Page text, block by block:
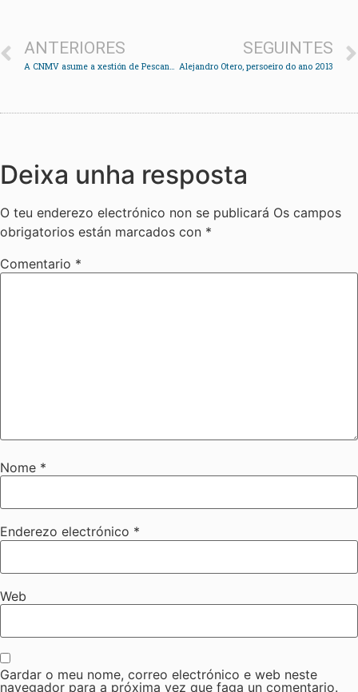
ANTERIORES
A CNMV asume a xestión de Pescanova mentres os sindicatos preparan mobilizacións para maio
SEGUINTES
Alejandro Otero, persoeiro do ano 2013
Deixa unha resposta
O teu enderezo electrónico non se publicará Os campos
obrigatorios están marcados con *
Comentario *
Nome *
Enderezo electrónico *
Web
Gardar o meu nome, correo electrónico e web neste
navegador para a próxima vez que faga un comentario.